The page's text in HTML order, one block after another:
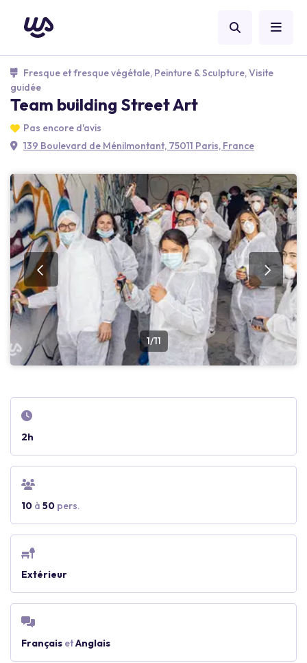
Fresque et fresque végétale, Peinture & Sculpture, Visite
guidée
Team building Street Art
Pas encore d'avis
139 Boulevard de Ménilmontant, 75011 Paris, France
1/11
2h
10 à 50 pers.
Extérieur
Français etAnglais